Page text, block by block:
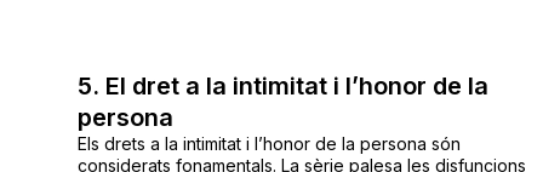
5. El dret a la intimitat i l’honor de la
persona
Els drets a la intimitat i l’honor de la persona són
considerats fonamentals. La sèrie palesa les disfuncions